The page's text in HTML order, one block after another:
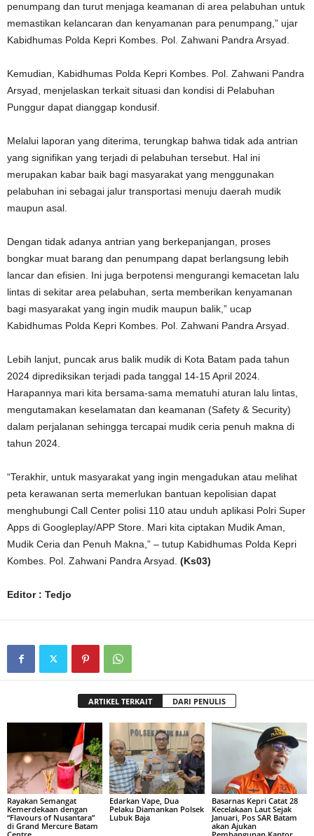
penumpang dan turut menjaga keamanan di area pelabuhan untuk
memastikan kelancaran dan kenyamanan para penumpang,” ujar
Kabidhumas Polda Kepri Kombes. Pol. Zahwani Pandra Arsyad.
Kemudian, Kabidhumas Polda Kepri Kombes. Pol. Zahwani Pandra
Arsyad, menjelaskan terkait situasi dan kondisi di Pelabuhan
Punggur dapat dianggap kondusif.
Melalui laporan yang diterima, terungkap bahwa tidak ada antrian
yang signifikan yang terjadi di pelabuhan tersebut. Hal ini
merupakan kabar baik bagi masyarakat yang menggunakan
pelabuhan ini sebagai jalur transportasi menuju daerah mudik
maupun asal.
Dengan tidak adanya antrian yang berkepanjangan, proses
bongkar muat barang dan penumpang dapat berlangsung lebih
lancar dan efisien. Ini juga berpotensi mengurangi kemacetan lalu
lintas di sekitar area pelabuhan, serta memberikan kenyamanan
bagi masyarakat yang ingin mudik maupun balik,” ucap
Kabidhumas Polda Kepri Kombes. Pol. Zahwani Pandra Arsyad.
Lebih lanjut, puncak arus balik mudik di Kota Batam pada tahun
2024 diprediksikan terjadi pada tanggal 14-15 April 2024.
Harapannya mari kita bersama-sama mematuhi aturan lalu lintas,
mengutamakan keselamatan dan keamanan (Safety & Security)
dalam perjalanan sehingga tercapai mudik ceria penuh makna di
tahun 2024.
“Terakhir, untuk masyarakat yang ingin mengadukan atau melihat
peta kerawanan serta memerlukan bantuan kepolisian dapat
menghubungi Call Center polisi 110 atau unduh aplikasi Polri Super
Apps di Googleplay/APP Store. Mari kita ciptakan Mudik Aman,
Mudik Ceria dan Penuh Makna,” – tutup Kabidhumas Polda Kepri
Kombes. Pol. Zahwani Pandra Arsyad. (Ks03)
Editor : Tedjo
ARTIKEL TERKAIT DARI PENULIS
Rayakan Semangat
Kemerdekaan dengan
“Flavours of Nusantara”
di Grand Mercure Batam
Edarkan Vape, Dua
Pelaku Diamankan Polsek
Lubuk Baja
Basarnas Kepri Catat 28
Kecelakaan Laut Sejak
Januari, Pos SAR Batam
akan Ajukan